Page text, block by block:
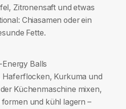
Zitronensaft und etwas
Chiasamen oder ein
Fette.
Balls
Haferflocken, Kurkuma und
Küchenmaschine mixen,
und kühl lagern –